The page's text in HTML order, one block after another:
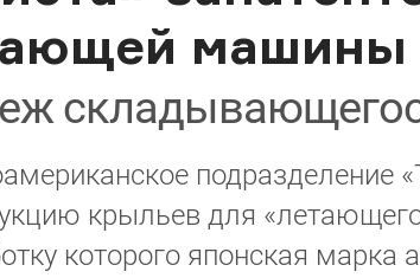
машины
подразделение
крыльев для
которого японская